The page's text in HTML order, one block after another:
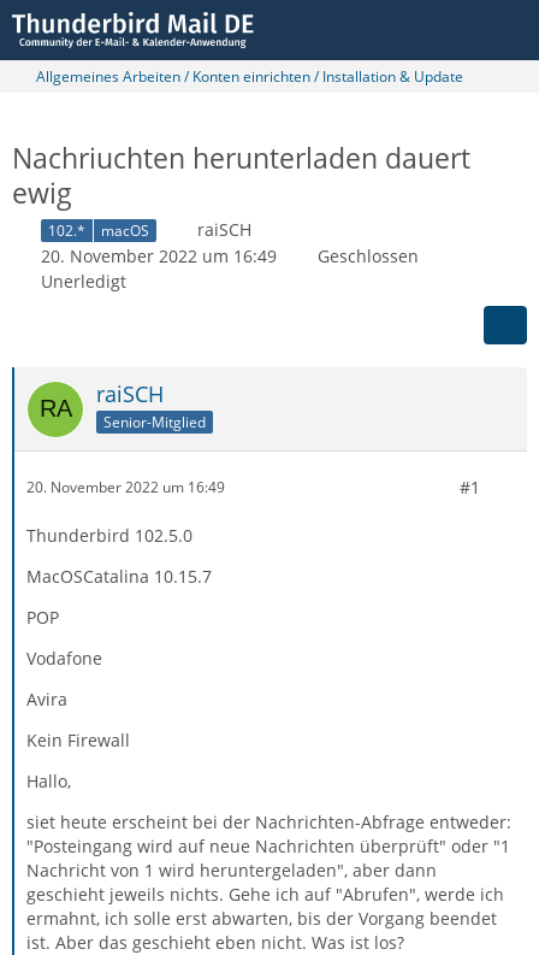
Allgemeines Arbeiten / Konten einrichten / Installation & Update
Nachriuchten herunterladen dauert
ewig
102.* macOS
raiSCH
20. November 2022 um 16:49
Geschlossen
Unerledigt
raiSCH
Senior-Mitglied
20. November 2022 um 16:49 #1
Thunderbird 102.5.0
MacOSCatalina 10.15.7
POP
Vodafone
Avira
Kein Firewall
Hallo,
siet heute erscheint bei der Nachrichten-Abfrage entweder:
"Posteingang wird auf neue Nachrichten überprüft" oder "1
Nachricht von 1 wird heruntergeladen", aber dann
geschieht jeweils nichts. Gehe ich auf "Abrufen", werde ich
ermahnt, ich solle erst abwarten, bis der Vorgang beendet
ist. Aber das geschieht eben nicht. Was ist los?